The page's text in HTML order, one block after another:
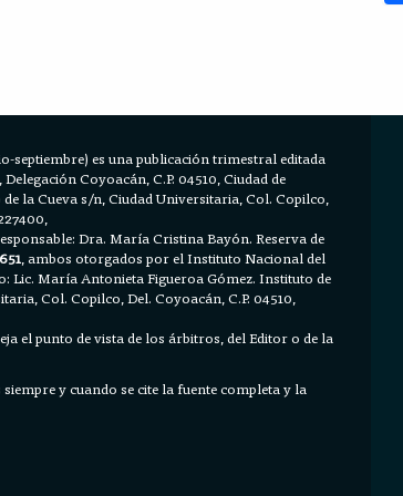
septiembre) es una publicación trimestral editada
Coyoacán, C.P. 04510, Ciudad de
la Cueva s/n, Ciudad Universitaria, Col. Copilco,
Dra. María Cristina Bayón. Reserva de
, ambos otorgados por el Instituto Nacional del
Lic. María Antonieta Figueroa Gómez. Instituto de
Col. Copilco, Del. Coyoacán, C.P. 04510,
el punto de vista de los árbitros, del Editor o de la
y cuando se cite la fuente completa y la